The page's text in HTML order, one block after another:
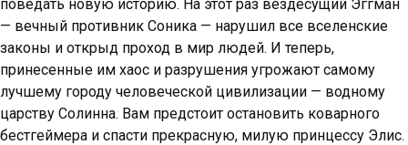
поведать новую историю. На этот раз вездесущий Эггман
— вечный противник Соника — нарушил все вселенские
законы и открыд проход в мир людей. И теперь,
принесенные им хаос и разрушения угрожают самому
лучшему городу человеческой цивилизации — водному
царству Солинна. Вам предстоит остановить коварного
бестгеймера и спасти прекрасную, милую принцессу Элис.